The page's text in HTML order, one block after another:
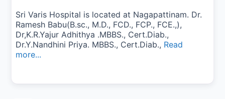
Sri Varis Hospital is located at Nagapattinam. Dr.
Ramesh Babu(B.sc., M.D., FCD., FCP., FCE.,),
Dr,K.R.Yajur Adhithya .MBBS., Cert.Diab.,
Dr.Y.Nandhini Priya. MBBS., Cert.Diab., Read
more...